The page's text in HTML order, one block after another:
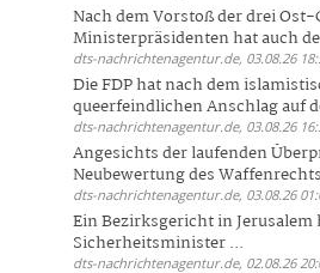
Nach dem Vorstoß der drei
Ministerpräsidenten hat auch
dts-nachrichtenagentur.de, 03.08.26
Die FDP hat nach dem
queerfeindlichen Anschlag auf
dts-nachrichtenagentur.de, 03.08.26
Angesichts der laufenden
Neubewertung des
dts-nachrichtenagentur.de, 03.08.26
Ein Bezirksgericht in
Sicherheitsminister ...
dts-nachrichtenagentur.de, 02.08.26